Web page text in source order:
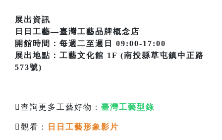
展出資訊
日日工藝—臺灣工藝品牌概念店
開館時間：每週二至週日 09:00-17:00
展出地點：工藝文化館 1F (南投縣草屯鎮中正路
573號)
查詢更多工藝好物： 臺灣工藝型錄
觀看： 日日工藝形象影片